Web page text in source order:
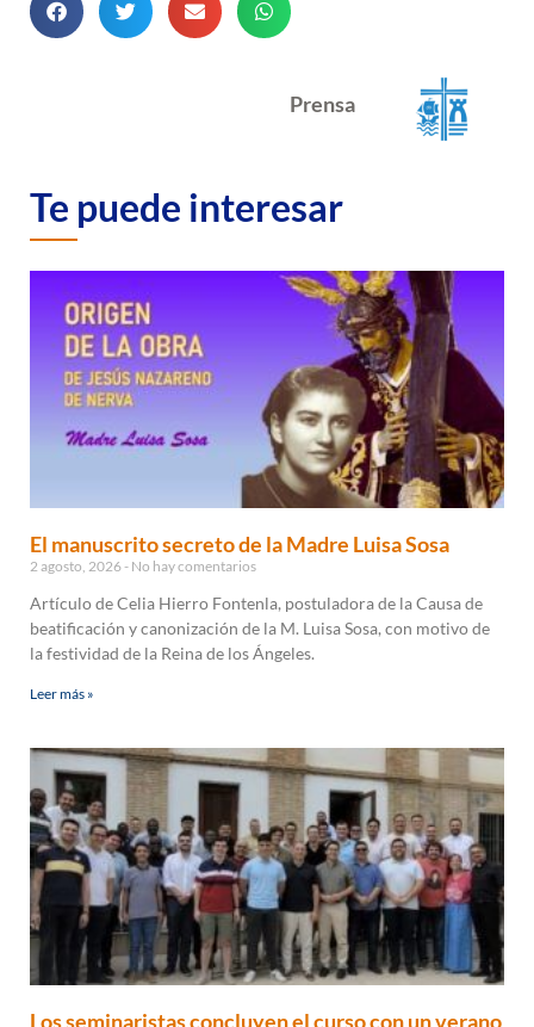
Prensa
Te puede interesar
El manuscrito secreto de la Madre Luisa Sosa
2 agosto, 2026 No hay comentarios
Artículo de Celia Hierro Fontenla, postuladora de la Causa de
beatificación y canonización de la M. Luisa Sosa, con motivo de
la festividad de la Reina de los Ángeles.
Leer más »
Los seminaristas concluyen el curso con un verano